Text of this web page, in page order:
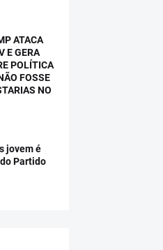
ATACA
E GERA
POLÍTICA
FOSSE
NO
jovem é
Partido